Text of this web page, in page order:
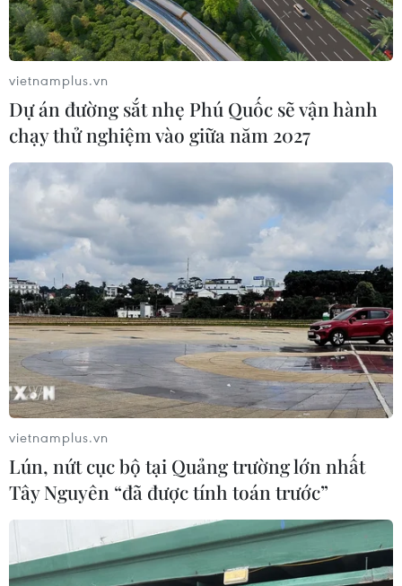
vietnamplus.vn
Dự án đường sắt nhẹ Phú Quốc sẽ vận hành
chạy thử nghiệm vào giữa năm 2027
vietnamplus.vn
Lún, nứt cục bộ tại Quảng trường lớn nhất
Tây Nguyên “đã được tính toán trước”